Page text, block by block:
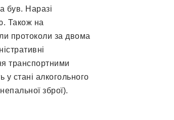
був. Наразі
Також на
протоколи за двома
транспортними
стані алкогольного
зброї).